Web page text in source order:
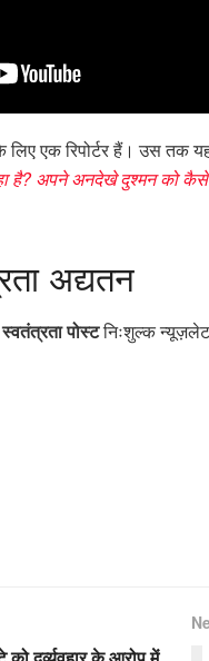
लिए एक रिपोर्टर हैं। उस तक
है? अपने अनदेखे दुश्मन को
अद्यतन
स्वतंत्रता पोस्टनिःशुल्क